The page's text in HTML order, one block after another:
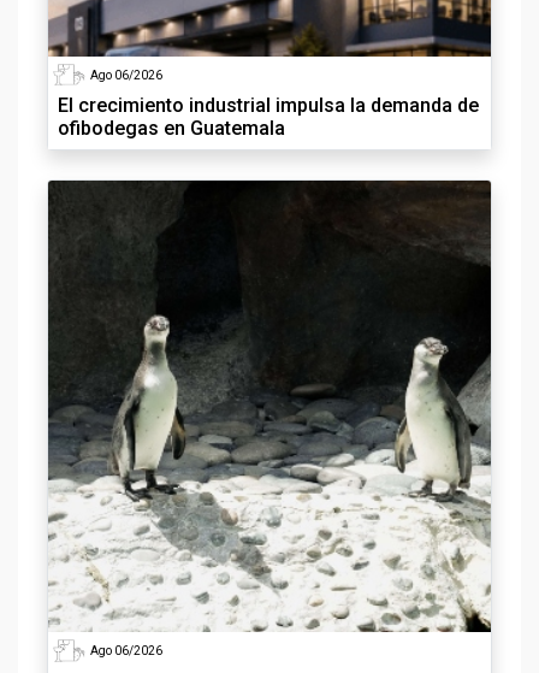
Ago 06/2026
El crecimiento industrial impulsa la demanda de
ofibodegas en Guatemala
Ago 06/2026